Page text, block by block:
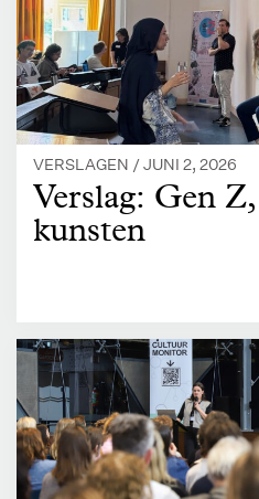
VERSLAGEN /JUNI 2, 2026
Verslag: Gen
kunsten